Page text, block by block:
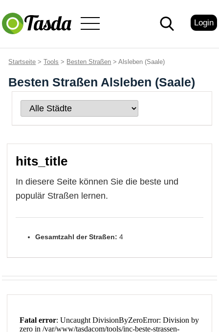
Login
Startseite >Tools > Besten Straßen > Alsleben (Saale)
Besten Straßen Alsleben (Saale)
hits_title
In diesere Seite können Sie die beste und
populär Straßen lernen.
Gesamtzahl der Straßen: 4